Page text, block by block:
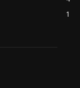
1